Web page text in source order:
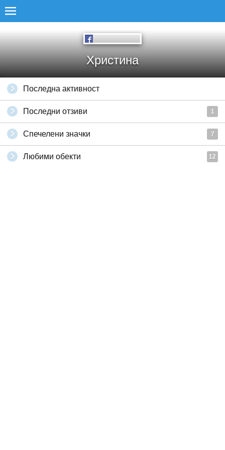
Христина
Последна активност
Последни отзиви 1
Спечелени значки 7
Любими обекти 12